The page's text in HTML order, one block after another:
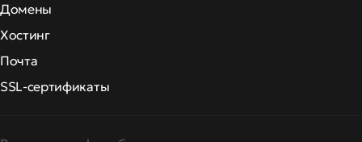
Домены
Хостинг
Почта
SSL-сертификаты